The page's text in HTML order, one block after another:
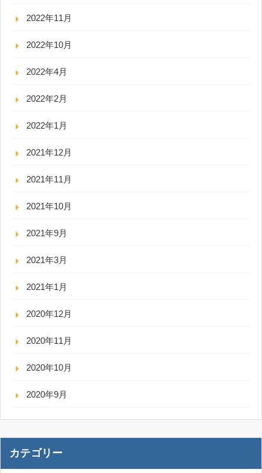
2022年11月
2022年10月
2022年4月
2022年2月
2022年1月
2021年12月
2021年11月
2021年10月
2021年9月
2021年3月
2021年1月
2020年12月
2020年11月
2020年10月
2020年9月
カテゴリー